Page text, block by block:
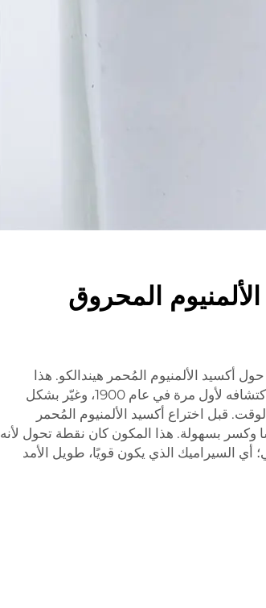
المحروق
أكسيد الألمنيوم المُحمر هيندالكو. هذا
المكون الخاص أصبح معروفًا منذ اكتشافه لأول مرة في عام 1900، وغيّر بشكل
قبل اختراع أكسيد الألمنيوم المُحمر
وكسر بسهولة. هذا المكون كان نقطة تحول لأنه
أي السيراميك الذي يكون قويًا، طويل الأمد